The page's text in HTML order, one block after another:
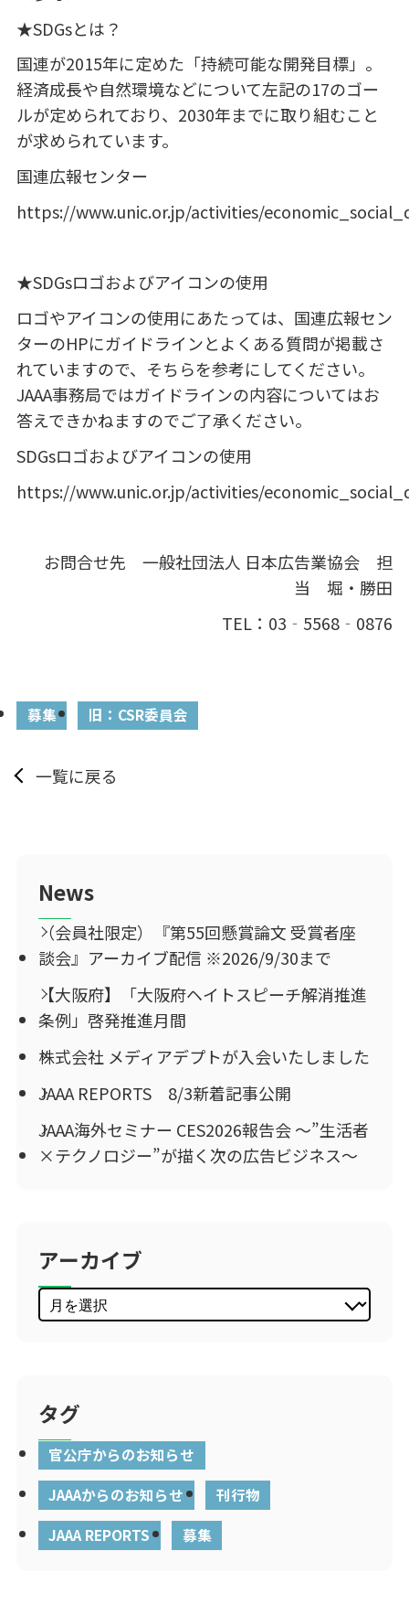
★SDGsとは？
国連が2015年に定めた「持続可能な開発⽬標」。
経済成⻑や⾃然環境などについて左記の17のゴー
ルが定められており、 2030年までに取り組むこと
が求められています。
国連広報センター
https://www.unic.or.jp/activities/
★SDGsロゴおよびアイコンの使用
ロゴやアイコンの使用にあたっては、国連広報セン
ターのHPにガイドラインとよくある質問が掲載さ
れていますので、そちらを参考にしてください。
JAAA事務局ではガイドラインの内容についてはお
答えできかねますのでご了承ください。
SDGsロゴおよびアイコンの使用
https://www.unic.or.jp/activities/
お問合せ先 一般社団法人 日本広告業協会 担
当 堀・勝田
TEL：03‐5568‐0876
募集 旧：CSR委員会
一覧に戻る
News
（会員社限定）『第55回懸賞論文 受賞者座
談会』アーカイブ配信 ※2026/9/30まで
【大阪府】「大阪府ヘイトスピーチ解消推進
条例」啓発推進月間
株式会社 メディアデプトが入会いたしました
JAAA REPORTS 8/3新着記事公開
JAAA海外セミナー CES2026報告会 ～”生活者
×テクノロジー”が描く次の広告ビジネス～
アーカイブ
タグ
官公庁からのお知らせ
JAAAからのお知らせ
刊行物
JAAA REPORTS
募集